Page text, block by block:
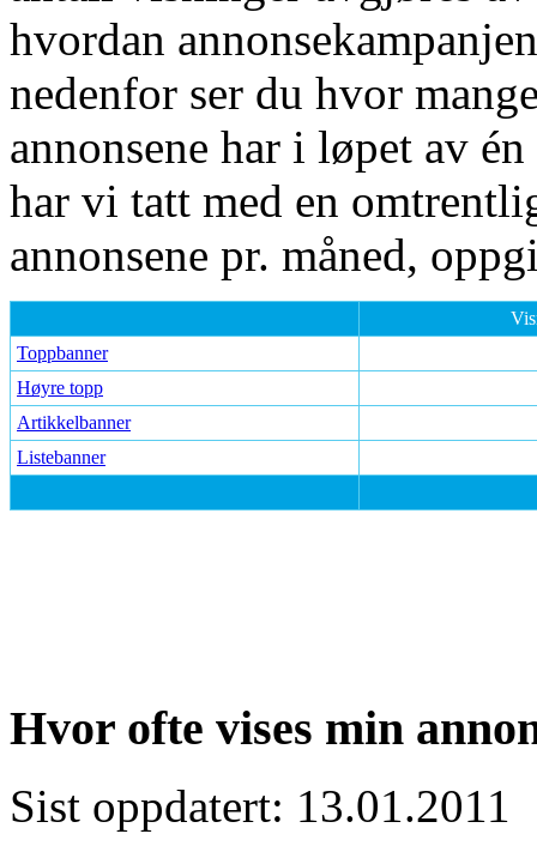
hvordan
nedenfor ser du hvor
annonsene har i løpet av
har vi tatt med en
annonsene pr. måned,
Toppbanner
Høyre topp
Artikkelbanner
Listebanner
Hvor ofte vises min
Sist oppdatert: 13.01.2011